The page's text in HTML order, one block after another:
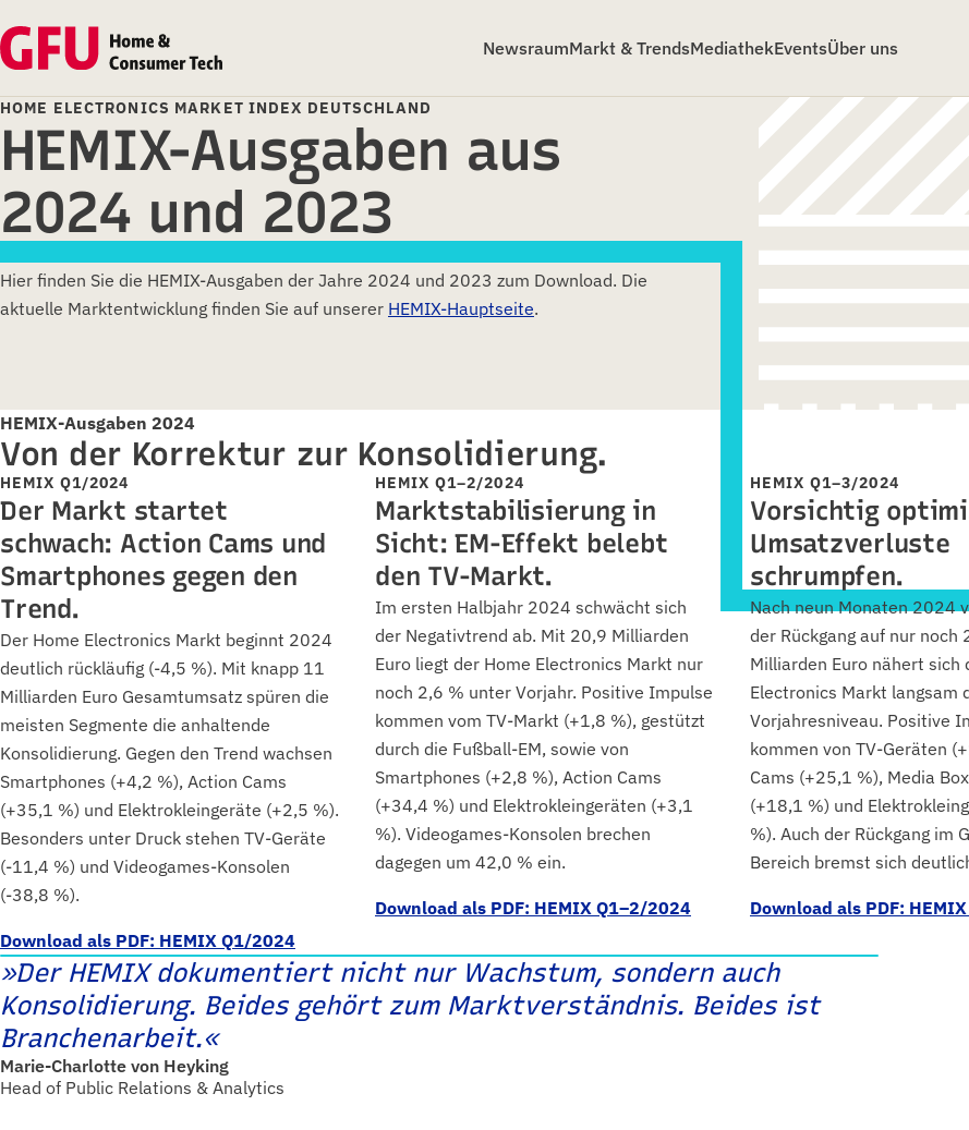
NewsraumMarkt & TrendsMediathekEventsÜber uns
HOME ELECTRONICS MARKET INDEX DEUTSCHLAND
HEMIX-Ausgaben aus
2024 und 2023
Hier finden Sie die HEMIX-Ausgaben der Jahre 2024 und 2023 zum Download. Die
aktuelle Marktentwicklung finden Sie auf unserer HEMIX-Hauptseite.
HEMIX-Ausgaben 2024
Von der Korrektur zur Konsolidierung.
HEMIX Q1/2024
Der Markt startet
schwach: Action Cams und
Smartphones gegen den
Trend.
Der Home Electronics Markt beginnt 2024
deutlich rückläufig (-4,5 %). Mit knapp 11
Milliarden Euro Gesamtumsatz spüren die
meisten Segmente die anhaltende
Konsolidierung. Gegen den Trend wachsen
Smartphones (+4,2 %), Action Cams
(+35,1 %) und Elektrokleingeräte (+2,5 %).
Besonders unter Druck stehen TV-Geräte
(-11,4 %) und Videogames-Konsolen
(-38,8 %).
Download als PDF: HEMIX Q1/2024
HEMIX Q1–2/2024
Marktstabilisierung in
Sicht: EM-Effekt belebt
den TV-Markt.
Im ersten Halbjahr 2024 schwächt sich
der Negativtrend ab. Mit 20,9 Milliarden
Euro liegt der Home Electronics Markt nur
noch 2,6 % unter Vorjahr. Positive Impulse
kommen vom TV-Markt (+1,8 %), gestützt
durch die Fußball-EM, sowie von
Smartphones (+2,8 %), Action Cams
(+34,4 %) und Elektrokleingeräten (+3,1
%). Videogames-Konsolen brechen
dagegen um 42,0 % ein.
Download als PDF: HEMIX Q1–2/2024
HEMIX Q1–3/2024
Vorsichtig
Umsatzverluste
schrumpfen.
Nach neun Monaten 2024
der Rückgang auf nur noch
Milliarden Euro nähert sich
Electronics Markt langsam
Vorjahresniveau. Positive
kommen von TV-Geräten
Cams (+25,1 %), Media
(+18,1 %) und
%). Auch der Rückgang im
Bereich bremst sich
Download als PDF:
Marie-Charlotte von Heyking
Head of Public Relations & Analytics
»Der HEMIX dokumentiert nicht nur Wachstum, sondern auch
Konsolidierung. Beides gehört zum Marktverständnis. Beides ist
Branchenarbeit.«